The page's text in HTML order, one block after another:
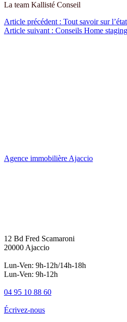
La team Kallisté Conseil
Navigation
de
Article précédent : Tout savoir sur
Article suivant : Conseils Home
Agence immobilière Ajaccio
12 Bd Fred Scamaroni
20000 Ajaccio
Lun-Ven: 9h-12h/14h-18h
Lun-Ven: 9h-12h
04 95 10 88 60
Écrivez-nous